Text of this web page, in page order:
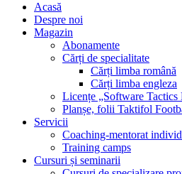
Acasă
Despre noi
Magazin
Abonamente
Cărți de specialitate
Cărți limba română
Cărți limba engleza
Licențe „Software Tactics
Planșe, folii Taktifol
Servicii
Coaching-mentorat
Training camps
Cursuri și seminarii